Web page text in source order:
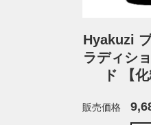
Hyakuzi
ラディシ
ド 【
販売価格